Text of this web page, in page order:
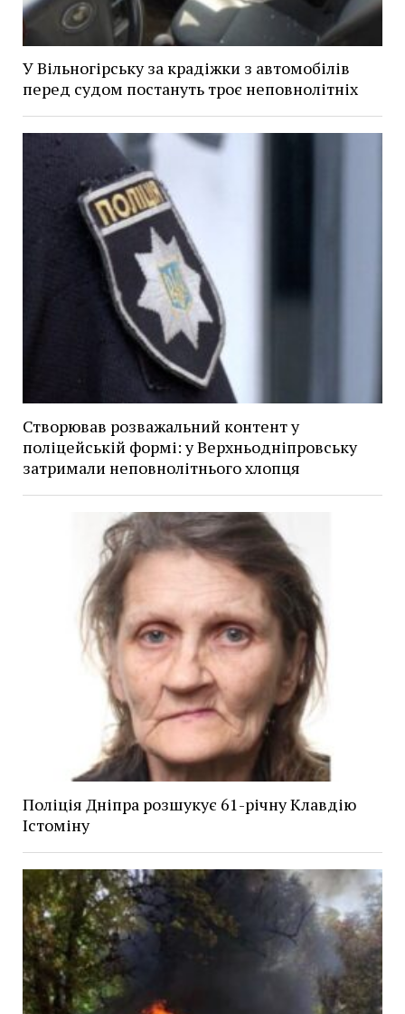
У Вільногірську за крадіжки з автомобілів
перед судом постануть троє неповнолітніх
Створював розважальний контент у
поліцейській формі: у Верхньодніпровську
затримали неповнолітнього хлопця
Поліція Дніпра розшукує 61-річну Клавдію
Істоміну